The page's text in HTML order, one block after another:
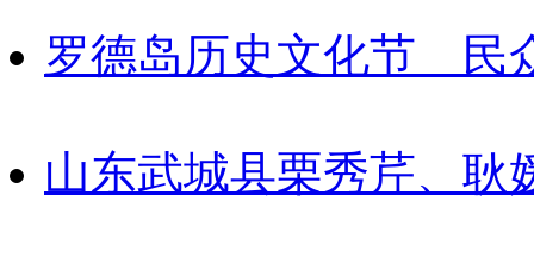
罗德岛历史文化节 民
山东武城县栗秀芹、耿